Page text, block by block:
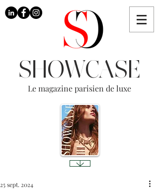
SHOWCASE
Le magazine parisien de luxe
25 sept. 2024